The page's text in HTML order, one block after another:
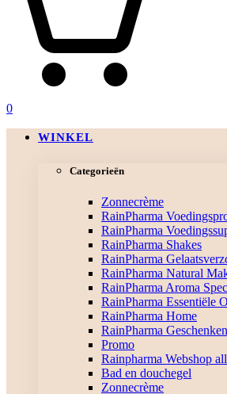
0
WINKEL
Categorieën
Zonnecrème
RainPharma
RainPharma
RainPharma Shakes
RainPharma
RainPharma Natural
RainPharma Aroma
RainPharma Essentiële
RainPharma Home
RainPharma Geschenken
Promo
Rainpharma Webshop
Bad en douchegel
Zonnecrème